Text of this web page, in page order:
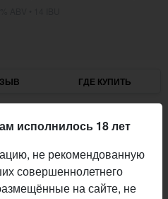
ГДЕ КУПИТЬ
исполнилось 18 лет
не рекомендованную
совершеннолетнего
на сайте, не